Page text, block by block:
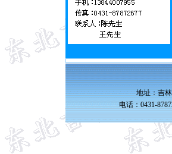
地址：吉
电话：0431-